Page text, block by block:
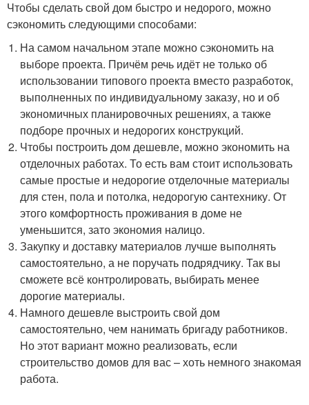
Чтобы сделать свой дом быстро и недорого, можно
сэкономить следующими способами:
На самом начальном этапе можно сэкономить на
выборе проекта. Причём речь идёт не только об
использовании типового проекта вместо разработок,
выполненных по индивидуальному заказу, но и об
экономичных планировочных решениях, а также
подборе прочных и недорогих конструкций.
Чтобы построить дом дешевле, можно экономить на
отделочных работах. То есть вам стоит использовать
самые простые и недорогие отделочные материалы
для стен, пола и потолка, недорогую сантехнику. От
этого комфортность проживания в доме не
уменьшится, зато экономия налицо.
Закупку и доставку материалов лучше выполнять
самостоятельно, а не поручать подрядчику. Так вы
сможете всё контролировать, выбирать менее
дорогие материалы.
Намного дешевле выстроить свой дом
самостоятельно, чем нанимать бригаду работников.
Но этот вариант можно реализовать, если
строительство домов для вас – хоть немного знакомая
работа.